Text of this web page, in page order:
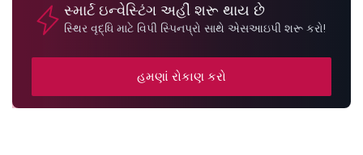
સ્માર્ટ ઇન્વેસ્ટિંગ અહીં શરૂ થાય છે
સ્થિર વૃદ્ધિ માટે વિપી સ્પિનપ્રો સાથે એસઆઇપી શરૂ કરો!
હમણાં રોકાણ કરો